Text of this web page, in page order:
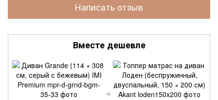
Написать отзыв
Вместе дешевле